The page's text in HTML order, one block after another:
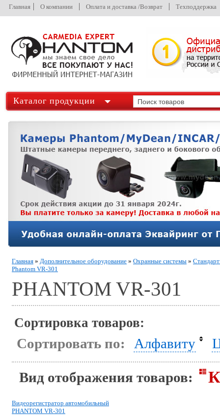
Главная О компании Оплата и доставка /Возврат Техподдержка
Каталог продукции
Главная » Дополнительное оборудование » Охранные системы »
Phantom VR-301
PHANTOM VR-301
Сортировка товаров:
Сортировать по: Алфавиту
Вид отображения товаров:
Видеорегистратор автомобильный
PHANTOM VR-301